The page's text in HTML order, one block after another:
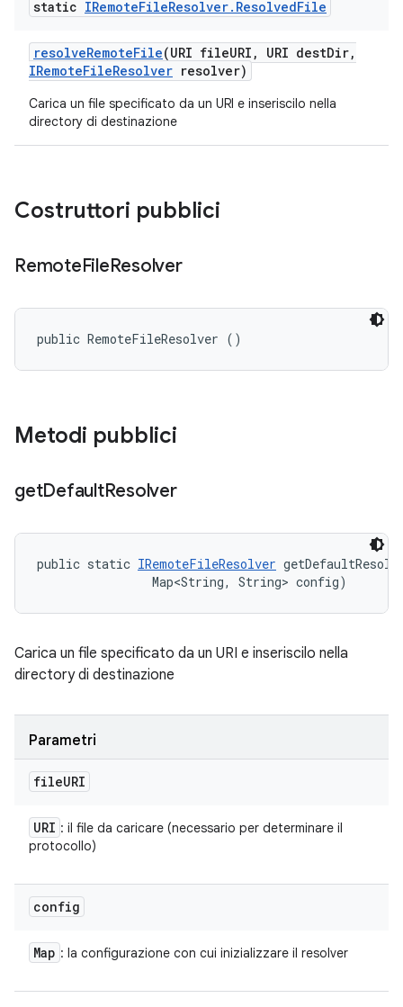
static IRemoteFileResolver. ResolvedFile
resolveRemoteFile(URI fileURI , URI destDir,
IRemoteFileResolver resolver)
Carica un file specificato da un URI e inseriscilo nella
directory di destinazione
Costruttori pubblici
RemoteFileResolver
public RemoteFileResolver ()
Metodi pubblici
getDefaultResolver
public static IRemoteFileResolver
                Map<String, String> config)
Carica un file specificato da un URI e inseriscilo nella
directory di destinazione
Parametri
fileURI
URI : il file da caricare (necessario per determinare il
protocollo)
config
Map : la configurazione con cui inizializzare il resolver